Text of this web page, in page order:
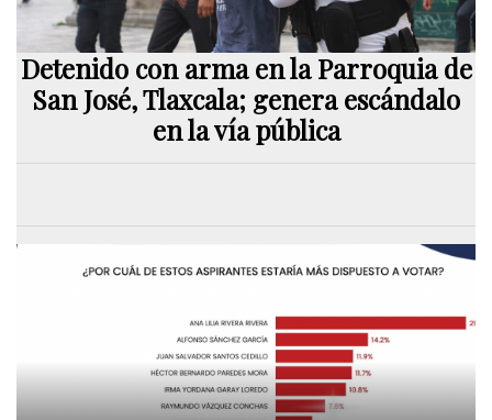
Detenido con arma en la Parroquia de
San José, Tlaxcala; genera escándalo
en la vía pública